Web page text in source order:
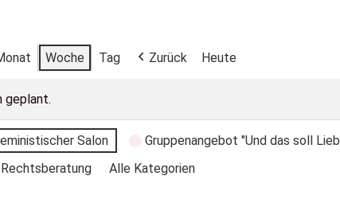
Woche Tag Zurück Heute
geplant.
Salon Gruppenangebot "Und das soll
Rechtsberatung
Alle Kategorien